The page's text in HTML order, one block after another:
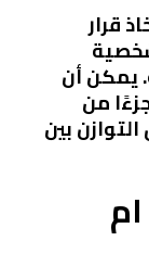
قرار
يمكن أن
من
بين